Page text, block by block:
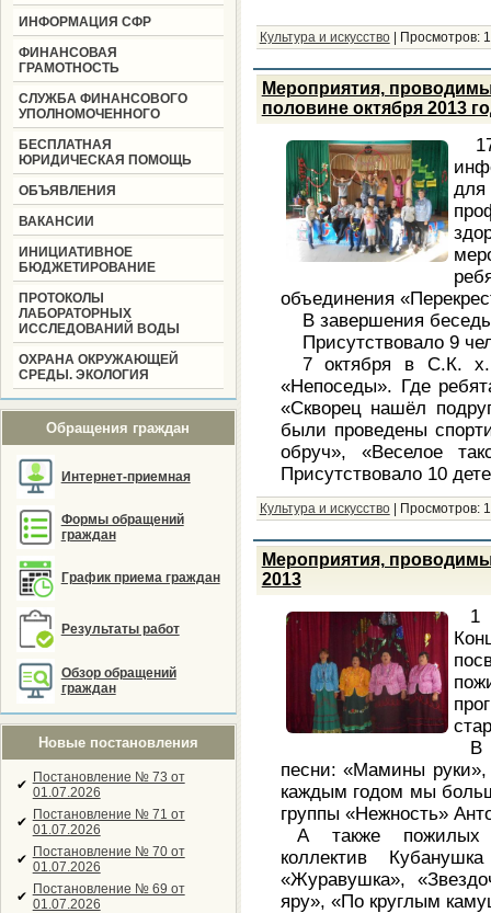
ИНФОРМАЦИЯ СФР
ФИНАНСОВАЯ
ГРАМОТНОСТЬ
СЛУЖБА ФИНАНСОВОГО
УПОЛНОМОЧЕННОГО
БЕСПЛАТНАЯ
ЮРИДИЧЕСКАЯ ПОМОЩЬ
ОБЪЯВЛЕНИЯ
ВАКАНСИИ
ИНИЦИАТИВНОЕ
БЮДЖЕТИРОВАНИЕ
ПРОТОКОЛЫ
ЛАБОРАТОРНЫХ
ИССЛЕДОВАНИЙ ВОДЫ
ОХРАНА ОКРУЖАЮЩЕЙ
СРЕДЫ. ЭКОЛОГИЯ
Обращения граждан
Интернет-приемная
Формы обращений
граждан
График приема граждан
Результаты работ
Обзор обращений
граждан
Новые постановления
✔ Постановление № 73 от
01.07.2026
✔ Постановление № 71 от
01.07.2026
✔ Постановление № 70 от
01.07.2026
✔ Постановление № 69 от
01.07.2026
Культура и искусство| Просмотров:
Мероприятия,
половине октября 2013
объединения
В завершения
Присутствовало 9
7 октября в С.К.
«Непоседы». Где
«Скворец нашёл
были проведены
обруч», «Веселое
Присутствовало 10
Культура и искусство| Просмотров:
Мероприятия,
2013
1
В
песни: «Мамины
каждым годом мы
группы «Нежность»
А также пожилых
коллектив
«Журавушка»,
яру», «По круглым